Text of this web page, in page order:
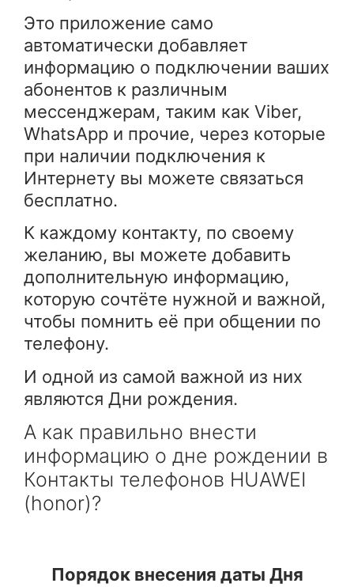
Это приложение само
автоматически добавляет
информацию о подключении ваших
абонентов к различным
мессенджерам, таким как Viber,
WhatsApp и прочие, через которые
при наличии подключения к
Интернету вы можете связаться
бесплатно.
К каждому контакту, по своему
желанию, вы можете добавить
дополнительную информацию,
которую сочтёте нужной и важной,
чтобы помнить её при общении по
телефону.
И одной из самой важной из них
являются Дни рождения.
А как правильно внести
информацию о дне рождении в
Контакты телефонов HUAWEI
(honor)?
Порядок внесения даты Дня